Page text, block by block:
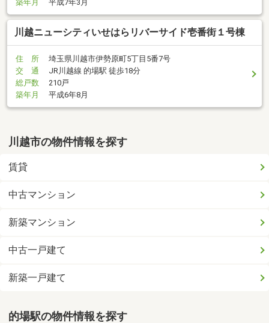
築年月
平成7年3月
川越ニューシティいせはらリバーサイド壱番街１号棟
住 所
埼玉県川越市伊勢原町5丁目5番7号
交 通
JR川越線 的場駅 徒歩18分
総戸数
210戸
築年月
平成6年8月
川越市の物件情報を探す
賃貸
中古マンション
新築マンション
中古一戸建て
新築一戸建て
的場駅の物件情報を探す